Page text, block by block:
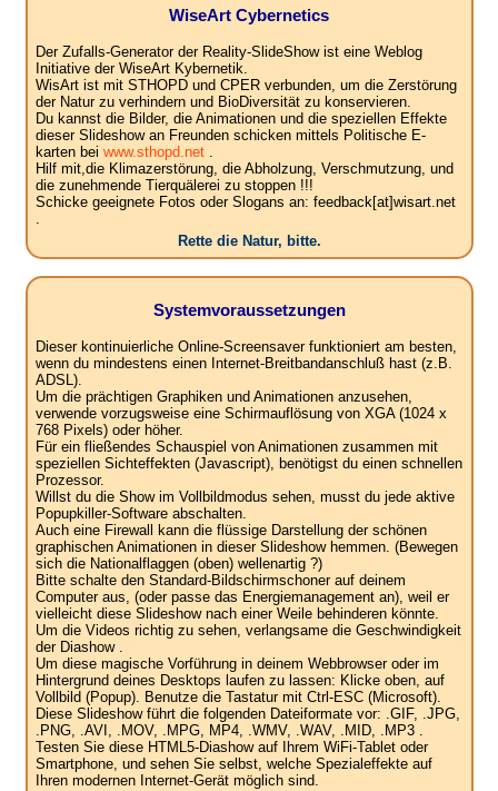
WiseArt Cybernetics
Der Zufalls-Generator der Reality-SlideShow ist eine Weblog
Initiative der WiseArt Kybernetik.
WisArt ist mit STHOPD und CPER verbunden, um die Zerstörung
der Natur zu verhindern und BioDiversität zu konservieren.
Du kannst die Bilder, die Animationen und die speziellen Effekte
dieser Slideshow an Freunden schicken mittels Politische E-
karten bei www.sthopd.net.
Hilf mit,die Klimazerstörung, die Abholzung, Verschmutzung, und
die zunehmende Tierquälerei zu stoppen !!!
Schicke geeignete Fotos oder Slogans an: feedback[at]wisart.net
.
Rette die Natur, bitte.
Systemvoraussetzungen
Dieser kontinuierliche Online-Screensaver funktioniert am besten,
wenn du mindestens einen Internet-Breitbandanschluß hast (z.B.
ADSL).
Um die prächtigen Graphiken und Animationen anzusehen,
verwende vorzugsweise eine Schirmauflösung von XGA (1024 x
768 Pixels) oder höher.
Für ein fließendes Schauspiel von Animationen zusammen mit
speziellen Sichteffekten (Javascript), benötigst du einen schnellen
Prozessor.
Willst du die Show im Vollbildmodus sehen, musst du jede aktive
Popupkiller-Software abschalten.
Auch eine Firewall kann die flüssige Darstellung der schönen
graphischen Animationen in dieser Slideshow hemmen. (Bewegen
sich die Nationalflaggen (oben) wellenartig ?)
Bitte schalte den Standard-Bildschirmschoner auf deinem
Computer aus, (oder passe das Energiemanagement an), weil er
vielleicht diese Slideshow nach einer Weile behinderen könnte.
Um die Videos richtig zu sehen, verlangsame die Geschwindigkeit
der Diashow .
Um diese magische Vorführung in deinem Webbrowser oder im
Hintergrund deines Desktops laufen zu lassen: Klicke oben, auf
Vollbild (Popup). Benutze die Tastatur mit Ctrl-ESC (Microsoft).
Diese Slideshow führt die folgenden Dateiformate vor: .GIF, .JPG,
.PNG, .AVI, .MOV, .MPG, MP4, .WMV, .WAV, .MID, .MP3 .
Testen Sie diese HTML5-Diashow auf Ihrem WiFi-Tablet oder
Smartphone, und sehen Sie selbst, welche Spezialeffekte auf
Ihren modernen Internet-Gerät möglich sind.